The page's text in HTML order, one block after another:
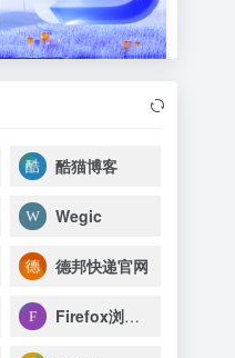
酷猫博客
Wegic
德邦快递官网
Firefox浏览器